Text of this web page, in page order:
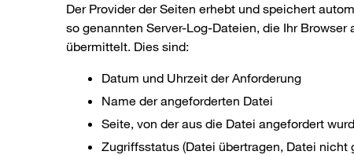
Der Provider der Seiten erhebt und speichert
so genannten Server-Log-Dateien, die Ihr Browser
übermittelt. Dies sind:
Datum und Uhrzeit der Anforderung
Name der angeforderten Datei
Seite, von der aus die Datei angefordert
Zugriffsstatus (Datei übertragen, Datei nicht